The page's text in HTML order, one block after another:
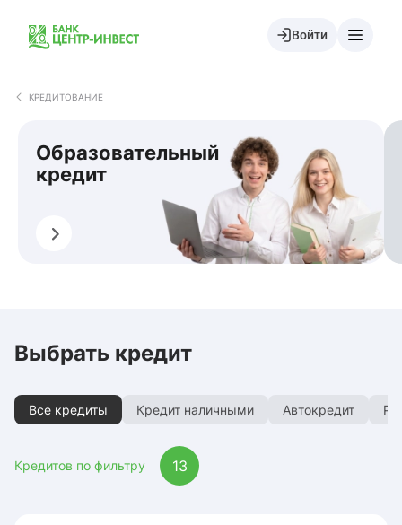
Войти
КРЕДИТОВАНИЕ
Образовательный
кредит
Оформить
Выбрать кредит
Все кредиты Кредит наличными Автокредит
Кредитов по фильтру 13